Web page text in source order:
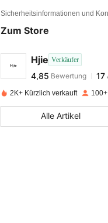
Sicherheitsinformationen und
Zum Store
Hjie Verkäufer
4,85
4,85Bewertung
m***5bezahlt
2K+ Kürzlich verkauft
Alle Artikel